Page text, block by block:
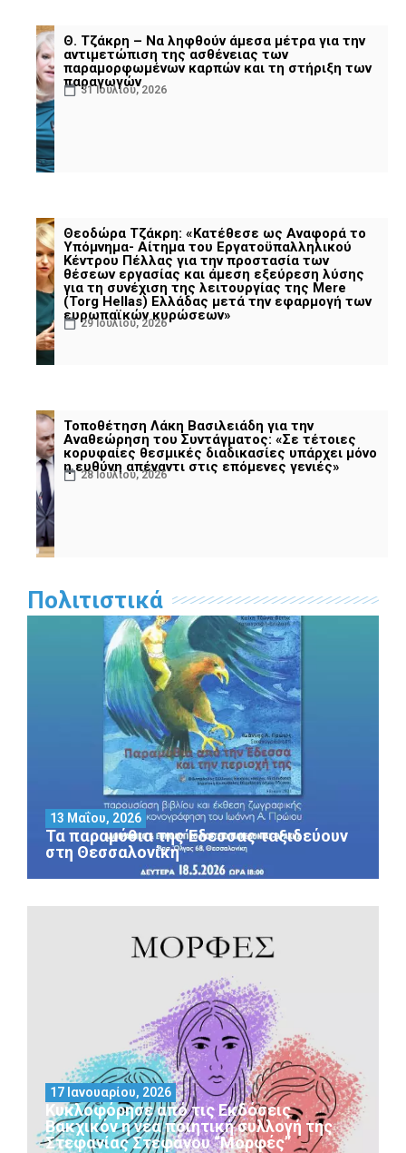
Θ. Τζάκρη – Να ληφθούν άμεσα μέτρα για την
αντιμετώπιση της ασθένειας των
παραμορφωμένων καρπών και τη στήριξη των
παραγωγών
31 Ιουλίου, 2026
Θεοδώρα Τζάκρη: «Κατέθεσε ως Αναφορά το
Υπόμνημα- Αίτημα του Εργατοϋπαλληλικού
Κέντρου Πέλλας για την προστασία των
θέσεων εργασίας και άμεση εξεύρεση λύσης
για τη συνέχιση της λειτουργίας της Mere
(Torg Hellas) Ελλάδας μετά την εφαρμογή των
ευρωπαϊκών κυρώσεων»
29 Ιουλίου, 2026
Τοποθέτηση Λάκη Βασιλειάδη για την
Αναθεώρηση του Συντάγματος: «Σε τέτοιες
κορυφαίες θεσμικές διαδικασίες υπάρχει μόνο
η ευθύνη απέναντι στις επόμενες γενιές»
28 Ιουλίου, 2026
Πολιτιστικά
Τα παραμύθια της Έδεσσας ταξιδεύουν
στη Θεσσαλονίκη
13 Μαΐου, 2026
Κυκλοφόρησε από τις Εκδόσεις
Βακχικόν η νέα ποιητική συλλογή της
Στεφανίας Στεφάνου “Μορφές”
17 Ιανουαρίου, 2026